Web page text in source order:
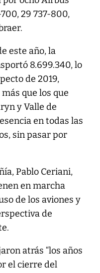
29 737-800,
este año, la
8.699.340, lo
de 2019,
que los que
y Valle de
en todas las
sin pasar por
Pablo Ceriani,
en marcha
de los aviones y
de
atrás “los años
el cierre del